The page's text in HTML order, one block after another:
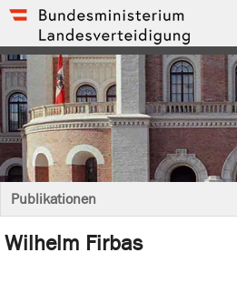
Publikationen
Wilhelm Firbas